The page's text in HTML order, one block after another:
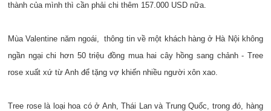
thành của mình thì cần phải chi thêm 157.000 USD nữa.
Mùa Valentine năm ngoái, thông tin về một khách hàng ở Hà Nội không
ngần ngại chi hơn 50 triệu đồng mua hai cây hồng sang chảnh - Tree
rose xuất xứ từ Anh để tặng vợ khiến nhiều người xôn xao.
Tree rose là loại hoa có ở Anh, Thái Lan và Trung Quốc, trong đó, hàng